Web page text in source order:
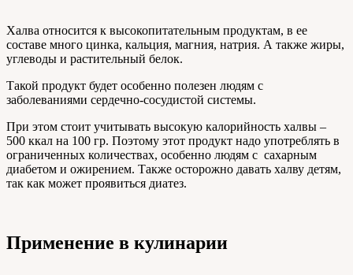
Халва относится к высокопитательным продуктам, в ее
составе много цинка, кальция, магния, натрия. А также жиры,
углеводы и растительный белок.
Такой продукт будет особенно полезен людям с
заболеваниями сердечно-сосудистой системы.
При этом стоит учитывать высокую калорийность халвы –
500 ккал на 100 гр. Поэтому этот продукт надо употреблять в
ограниченных количествах, особенно людям с сахарным
диабетом и ожирением. Также осторожно давать халву детям,
так как может проявиться диатез.
Применение в кулинарии